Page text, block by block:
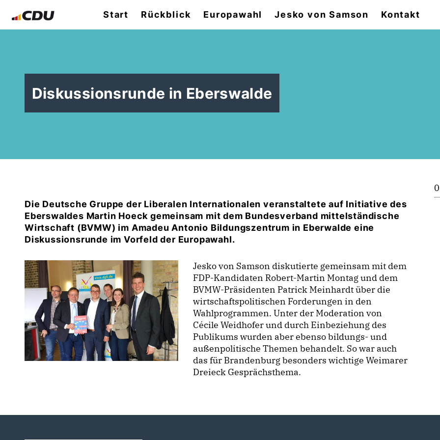
Start Rückblick Europawahl Jesko von Samson Kontakt
Diskussionsrunde in Eberswalde
Die Deutsche Gruppe der Liberalen Internationalen veranstaltete auf Initiative des
Eberswaldes Martin Hoeck gemeinsam mit dem Bundesverband mittelständische
Wirtschaft (BVMW) im Amadeu Antonio Bildungszentrum in Eberwalde eine
Diskussionsrunde im Vorfeld der Europawahl.
Jesko von Samson diskutierte gemeinsam mit dem
FDP-Kandidaten Robert-Martin Montag und dem
BVMW-Präsidenten Patrick Meinhardt über die
wirtschaftspolitischen Forderungen in den
Wahlprogrammen. Unter der Moderation von
Cécile Weidhofer und durch Einbeziehung des
Publikums wurden aber ebenso bildungs- und
außenpolitische Themen behandelt. So war auch
das für Brandenburg besonders wichtige Weimarer
Dreieck Gesprächsthema.